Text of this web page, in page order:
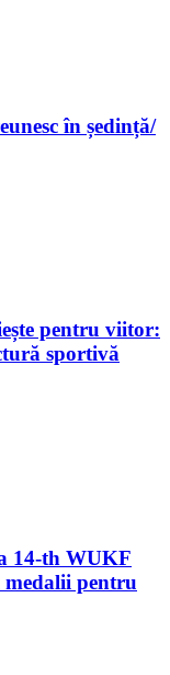
în ședință/
pentru viitor:
sportivă
14-th WUKF
pentru